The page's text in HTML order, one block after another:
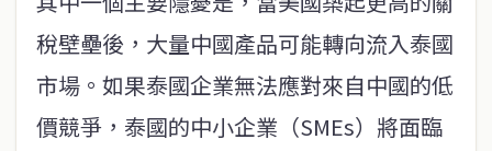
稅壁壘後，大量中國產品可能轉向流入泰國
市場。如果泰國企業無法應對來自中國的低
價競爭，泰國的中小企業（SMEs）將面臨